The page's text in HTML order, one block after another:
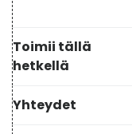
Toimii tällä
hetkellä
Yhteydet